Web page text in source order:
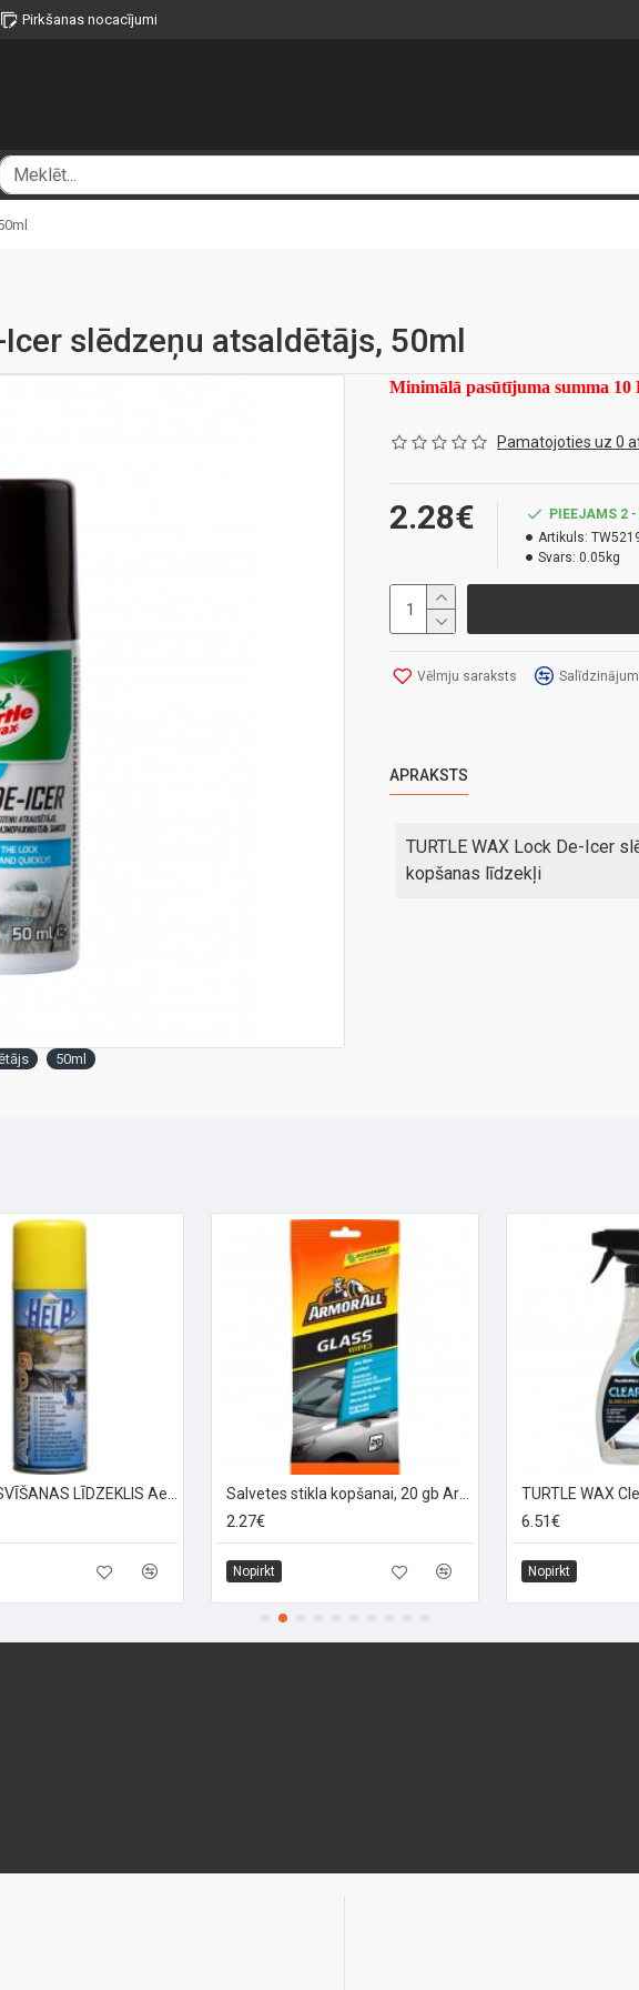
Pirkšanas nocacījumi
Icer slēdzeņu atsaldētājs, 50ml
Minimālā pasūtījuma summa 10
Pamatojoties uz 0
2.28€
PIEEJAMS 2
Artikuls:
Svars: 0.05kg
Vēlmju saraksts
APRAKSTS
TURTLE WAX Lock De-Icer
kopšanas līdzekļi
50ml
2.27€
Nopirkt
6.51€
Nopirkt